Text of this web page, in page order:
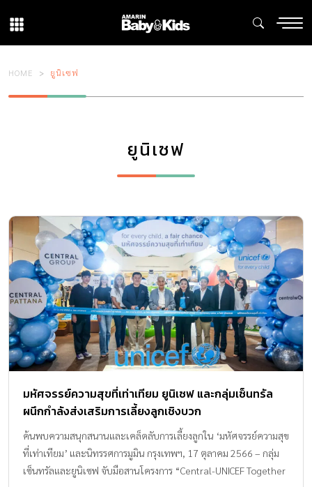
HOME ยูนิเซฟ
ยูนิเซฟ
มหัศจรรย์ความสุขที่เท่าเทียม ยูนิเซฟ และกลุ่มเซ็นทรัล
ผนึกกำลังส่งเสริมการเลี้ยงลูกเชิงบวก
ค้นพบความสนุกสนานและเคล็ดลับการเลี้ยงลูกใน ‘มหัศจรรย์ความสุข
ที่เท่าเทียม’ และนิทรรศการมูมิน กรุงเทพฯ, 17 ตุลาคม 2566 – กลุ่ม
เซ็นทรัลและยูนิเซฟ จับมือสานโครงการ “Central-UNICEF Together